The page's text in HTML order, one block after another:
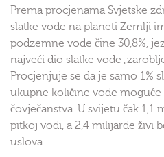
Prema procjenama Svjetske
slatke vode na planeti Zemlji
podzemne vode čine 30,8%,
najveći dio slatke vode
Procjenjuje se da je samo 1%
ukupne količine vode
čovječanstva. U svijetu čak
pitkoj vodi, a 2,4 milijarde živi
uslova.